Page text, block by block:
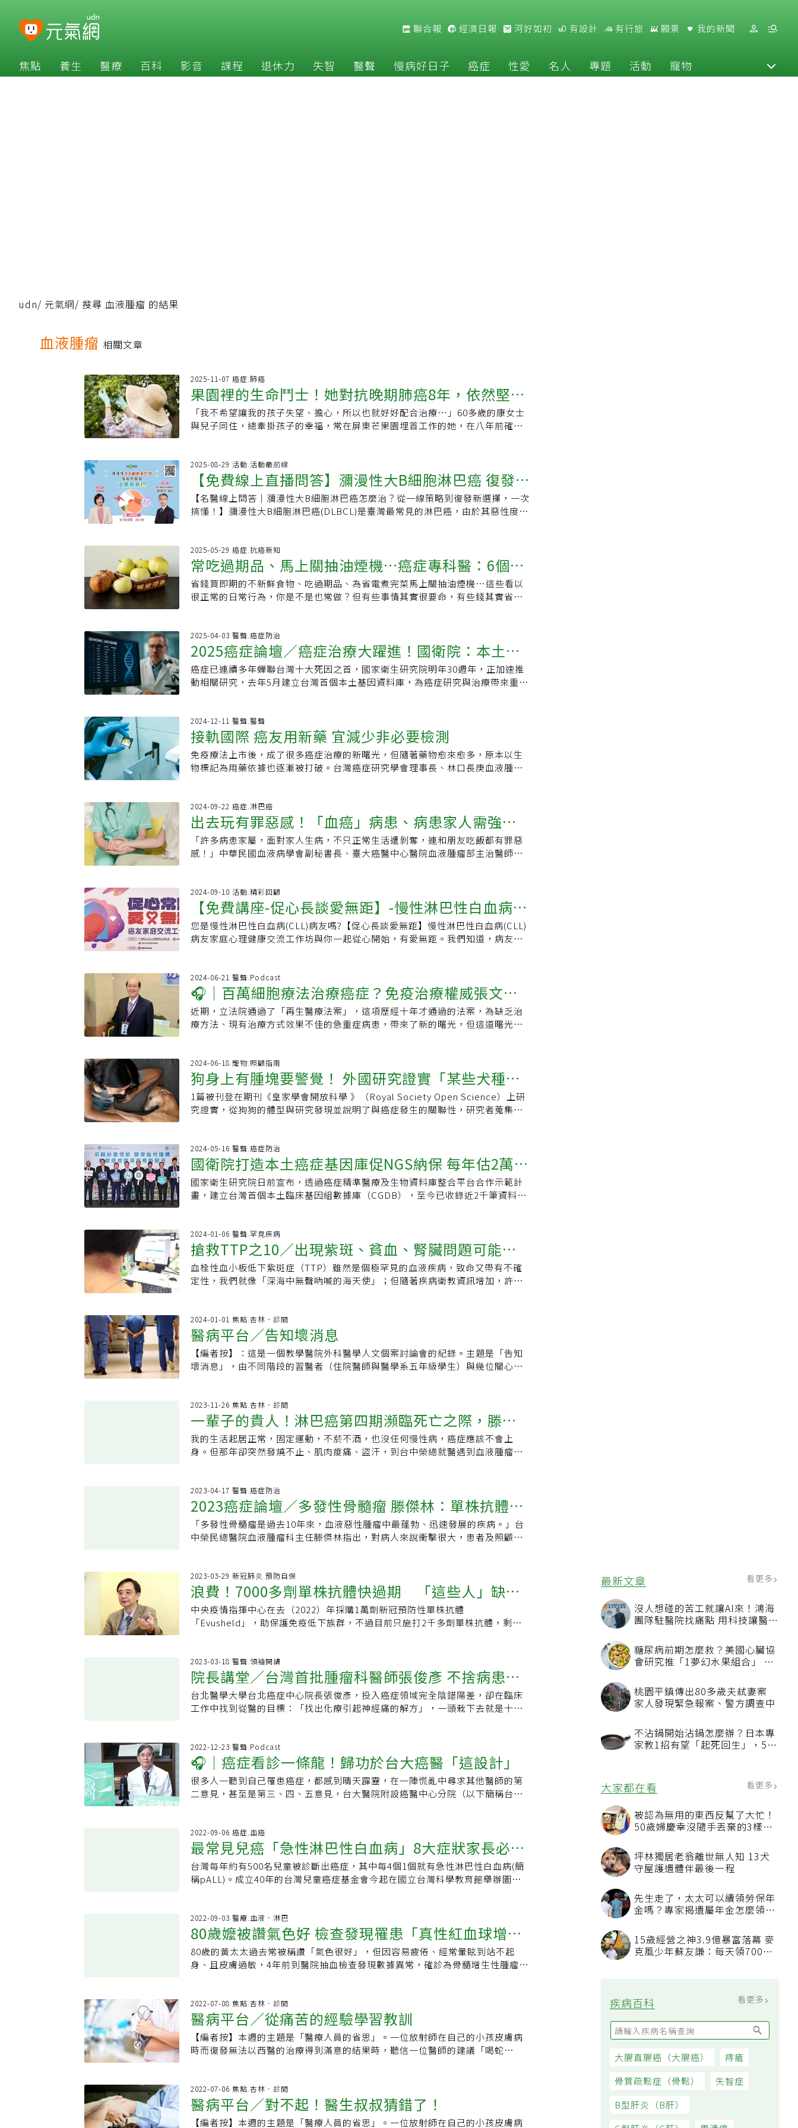
聯合報 經濟日報 河好如初 有設計 有行旅 願景 我的新聞
焦點 養生 醫療 百科 影音 課程 退休力 失智 醫聲 慢病好日子 癌症 性愛 名人 專題 活動 寵物
沒人想碰的苦工就讓AI來！鴻海
團隊駐醫院找痛點 用科技讓醫療
更有溫度
糖尿病前期怎麼救？美國心臟協
會研究推「1夢幻水果組合」 酪
梨加它改善血管功能
家人發現緊急報案、警方調查中
udn/ 元氣網/ 搜尋 血液腫瘤 的結果
血液腫瘤 相關文章
2025-11-07 癌症.肺癌
果園裡的生命鬥士！她對抗晚期肺癌8年，依然堅守
崗位
「我不希望讓我的孩子失望、擔心，所以也就好好配合治療…」60多歲的康女士
與兒子同住，總牽掛孩子的幸福，常在屏東芒果園埋首工作的她，在八年前確診
治醫師印象深刻。回憶起當初遭宣判罹患晚期肺癌的那一刻，康女士說真的備感
震驚。有一次，她到當地衛生所做檢查，結果發現腫瘤病灶，並被確診為晚期肺
癌，當時仔細回想確診前是否有任何身體異狀，她說，當時只感覺體重下降，但
沒料到是肺癌造成，後經親友推薦，輾轉至大型醫學中心接受治療，迄今，已大
約8年時間。在這段抗癌的歷程當中，康女士總是遵照醫師建議，也盡力按預約時
副作用、不舒服反應，生活品質皆維持正常，腫瘤病灶也獲得控制。晚期肺癌治
療，每一步都要謹慎以對國立成功大學醫學院附設醫院腫瘤醫學部腫瘤內科主治
醫師李純慧擔任康女士的主治醫師，李純慧分析，在晚期肺腺癌病患族群當中，
針對不同基因變異，目前有不少相對應的標靶藥物可以使用，而也因為使用標靶
棒、銜接的概念而延續下去」，以及「病患若需要使用新藥，有沒有新藥臨床試
驗可參與？」等環節，最重要的目的是要盡可能延長病患的整體存活期，並為病
患爭取更多活命機會，所以「每一顆藥，都不能亂用」！接棒用藥，可幫助延展
存活期以晚期肺腺癌EGFR標靶藥物為例，這類藥物包括第一代、第二代及第三代
標靶藥物等，有些病患在第一線治療時使用第二代標靶藥物，經過一段時間，藥
李純慧指出，帶有EGFR基因突變的晚期肺腺癌病患若使用第二代標靶藥物，平均
會在用藥13、14個月出現抗藥性，但康女士已用藥約8年，病情一直維持穩定，
非常難能可貴，推測原因可能是康女士總是非常樂觀、正向，且專注工作、生
活，加上身邊有兒子、親友的支持，搭配持續接受專業治療，所以可以有這樣的
快樂的生活，對於兒子一路以來的陪伴，她也非常感恩。同時，她也以自身經歷
鼓勵其他病友「不要放棄希望」，只要遵照醫師建議、好好接受治療，便很有機
會選擇自己想要的生活，也可以繼續工作、賺錢。延伸閱讀： 晚期肺癌也能唱出
生命力 7旬翁穩定治療三年 健身唱歌樣樣行醫師小檔案-李純慧專長 肺癌、乳癌、
血液腫瘤疾病現任 肺癌相關治療專利發明人國立成功大學醫學院醫學系腫瘤醫學
2025-08-29 活動.活動最前線
【免費線上直播問答】瀰漫性大B細胞淋巴癌 復發
不氣餒！治療有新招
【名醫線上問答｜瀰漫性大B細胞淋巴癌怎麼治？從一線策略到復發新選擇，一次
搞懂！】瀰漫性大B細胞淋巴癌(DLBCL)是臺灣最常見的淋巴癌，由於其惡性度高
稱為「一擊定勝負的疾病 (one-shot disease)」，一線治療務必要全力以赴！為
幫助癌友及其家屬充分認識瀰漫性大B細胞淋巴癌，精準挑選合適的治療策略，癌
症希望基金會特別邀請到臺大醫院血液腫瘤科黃泰中醫師出席，帶領病友認識常
見的藥物選擇與最新治療趨勢，更安排線上QA時段，讓醫師即時為病人解答！⏰
直播時間：2025/9/18 (四)，晚上 8 點📌主辦單位：癌症希望基金會👨‍⚕️與會專
2025-05-29 癌症.抗癌新知
常吃過期品、馬上關抽油煙機…癌症專科醫：6個省
錢習慣可能讓你省出癌症
省錢買即期的不新鮮食物、吃過期品、為省電煮完菜馬上關抽油煙機…這些看以
很正常的日常行為，你是不是也常做？但有些事情其實很要命，有些錢其實省不
慣上東省西省，挑便宜的東西吃、避開要花錢的事？林口長庚醫院血液腫瘤科醫
師廖繼鼎在YouTube頻道《出神入化廖醫師》影片中分享，身為癌症專科醫生，
30年的臨床經驗，他看過太多省錢省出病的案例。他點出以下6個生活中常見但危
險的錯誤省錢行為與習慣，很可能埋下你日後的健康危機，讓癌症悄悄找上門。
省錢習慣1：常吃不新鮮食物、過期品許多省錢的人最常省的就是飲食花費。例如
他繼續吃；常吃隔夜的剩菜剩飯也容易有腸胃道問題，尤其綠葉蔬菜隔夜後亞硝
酸鹽含量上升，長期攝取則會增加消化道癌症風險。廖繼鼎警告，這些做法都可
能賠上你的健康，因為食物一旦發霉，極可能產生「黃麴毒素」一級致癌物，長
期攝取大幅增加肝癌風險。而壞掉的食物當中許多黴菌的菌絲是肉眼看不到，僅
2：常吃高度加工食品為了省錢或省時間，現代人很常吃速食、泡麵、香腸等高度
加工食品，這些東西其實也都很好吃，會吸引人一直吃。但這類超加工食品高
糖、高鹽、多添加劑，長期食用不僅容易肥胖，更會提升多種癌症風險。省錢習
慣3：油反覆用多次不少人將炸過東西的油留下來下次再用，覺得這樣比較省。其
實，油脂經高溫反覆加熱會產生反式脂肪酸和氧化產物，這些都是身體的負擔，
是重要因素。不過其實油不是完全不能重覆用，尤其是在家料理的自用油較乾
淨，但用的次數是重點。營養師指出，若有經過適當的過濾和儲存，重複使用食
用油並非不可行，但重複使用的次數不要超過3次。省錢習慣4：煮完菜立刻關抽
油煙機還有一個大家常忽略的省錢習慣，就是為省電，炒完菜立刻關掉抽油煙
完全排出。千萬為了省電費而損害呼吸道健康，得不償失。此外，也不少人為省
水，或懶得一直洗，經常不洗鍋就直接炒下一道菜。林口長庚醫院臨床毒物中心
護理師譚敦慈曾受訪提醒，這也是不正確的煮菜方法，例如像是煎魚時會產生一
些有毒物質，如果不洗鍋又繼續炒菜，就會附著在菜上面，建議每煮完一道菜就
要清洗一次鍋子，才能避免產生致癌物質。省錢習慣5：自恃年輕或覺得貴不願健
現治療費用低、效果好，晚期則治療困難、費用高昂。也可多利用政府提供的多
項免費癌症篩檢，如子宮頸癌、口腔癌、乳癌、大腸癌、肺癌，只要符合資格就
能免費檢查。省錢習慣6：省運動時間及花費現代人忙碌，常以沒時間、健身房太
貴為由不運動。其實，最便宜的保健法就是每天走路30分鐘，不需花大錢就能有
賠上健康，真的是得不償失。真正聰明的人懂得把錢花在刀口上，錢花在健康上
才是「最賺」的行為，才是最值得的投資。而癌症就跟很多慢性病病一樣，都是
可以預防的。只要把正確觀念和習慣落實到日常生活中，多吃原型食物及新鮮蔬
果、少碰加工食品，才是健康的飲食方式。遠離菸酒、多運動、定期健檢，許多
癌症都可以避免的。【資料來源】．YouTube頻道《出神入化廖醫師》 ．聯合報
2025-04-03 醫聲.癌症防治
2025癌症論壇／癌症治療大躍進！國衛院：本土基
因庫可助客製化治療
癌症已連續多年蟬聯台灣十大死因之首，國家衛生研究院明年30週年，正加速推
動相關研究，去年5月建立台灣首個本土基因資料庫，為癌症研究與治療帶來重大
超過6,000筆基因組數據，涵蓋高發癌症，如：肝癌、胰臟癌、胃癌等超過12種主
要癌症，未來更能透過「分子腫瘤醫學團隊」MTB（Molecular Tumor Board）
建立臨床指引，讓醫師與生物、病理學家共同為病患制定最佳治療方案。司徒惠
康解釋，基因資料庫的特色在於數據整合，涵蓋臨床診斷、影像數據、生化檢
測、病理資訊及基因變異分析，且包括：肺癌、肝癌、口腔癌、卵巢癌、泌尿道
提供關鍵依據，為患者制定個人化治療計畫，未來更有助新藥開發，加速台灣醫
療研究與國際接軌。司徒惠康強調，相較於國內外同類型資料庫，本土基因資料
庫具備三大優勢，首先，由於健保系統的完整性，本土醫療數據具備極高的準確
性與可追溯性，能確保數據質量；其次，台灣的醫療資訊化程度高，各醫院透過
變異解析的準確度，提供更具個人化的治療建議。AI與大數據能解決醫療人力短
缺隨著科技發展，AI與大數據正逐步改變癌症研究與治療的模式。司徒惠康指
出，國家衛生研究院與國內科技廠商如：輝達NVIDIA、華碩ASUS合作，建置超
級電腦「國衛一號」，輔助藥物開發與大數據分析，提升基因變異解析準確度。
加上近期醫療人力的短缺，未來更計畫發展癌症治療決策系統，透過AI輔助醫師
與台大團隊合作開發「益口拍」AI篩檢App，利用智慧型手機拍攝口腔照片進行
癌前病變篩檢，提升偏鄉與醫療資源不足地區的篩檢方便性，並提供初步篩檢結
果，幫助患者及早就醫，並有效縮短醫療院所的診斷時間，提高整體篩檢效率。
雖然目前本土基因資料庫已成立，司徒惠康仍指出，基因檢測雖已部分納入健
範圍，同時立法規定，加速資料庫的分享與應用。司徒惠康強調，提升癌症病患
對精準醫療的認識，也是現階段的一大課題。許多患者與家屬對精準醫療的概念
仍不熟悉，導致未能充分利用基因檢測結果來制定最適合的治療方案。未來應加
強臨床端的衛教推廣，讓患者充分瞭解，並制定個人化治療，有效提升病患的識
能與存活期。我們還可以為癌症病人做什麼？「愛，就是在別人的需要上，看到
擔的藥物、完善的照護體系，以及身心健康的支持。因此，無論是政府、醫療團
隊或社會各界，都應攜手合作，提供全面性的癌症照護，讓病患在對抗癌症的過
程中獲得更好的生活品質與支持。2025癌症論壇暨工作坊「精準抗癌 暖心陪伴」
論壇時間：免費參加●4月12日(六)9:00-16:15（8:30開放入場）●4月13日
(日)14:00-16:00（13:30開放入場）【癌友吃出好營養】 政大公企中心A939會議
教室【癌後運動處方 有動「5」保庇】 政大公企中心 A937會議教室電話報名：
02-8692-5588轉5616、2622網路報名：https://event-
health.udn.com/campaign/health_2025cancer-171
2024-12-11 醫聲.醫聲
接軌國際 癌友用新藥 宜減少非必要檢測
免疫療法上市後，成了很多癌症治療的新曙光，但隨著藥物愈來愈多，原本以生
物標記為用藥依據也逐漸被打破。台灣癌症研究學會理事長、林口長庚血液腫瘤
胞，就翻轉病人能否獲得健保給付的命運，不是很公平。」蘇柏榮不諱言，免疫
療法目前健保給付標準，有些會依據不同的PD-L1檢測方式，但光組織切片染色
就會影響檢測結果，平均只有三成患者檢測結果是一致的，加上陽性率門檻低，
有時候染劑的濃度深淺呈現灰階狀況，介於健保給付條件的邊緣，讓判讀的醫事
人員壓力很大，大家都希望能為病人爭取用藥權利，但也造成不必要的浪費。生
惡化。蘇柏榮指出，目前有愈來愈多的證據顯示，無論生物標記表現量如何，對
患者的治療效果影響不大，目前健保給付免疫療法，有些癌症給付在化療使用有
效後的病人，本來使用免疫療法就被證實效果會不錯，無須再依生物標記來當成
是否給付的標準。蘇柏榮認為，有時候患者只因為切片組織「差一點點」，就翻
用在癌症治療上，隨著時間愈來愈久，累計的使用人數及經驗也多，若以回歸真
實數據的實證醫學來看，科學證據應該是健保給付考量的準則，而非財務。目前
很多癌症給付條件不同，已出現一個病兩個命的社會焦慮，劉桓睿認為，根據國
際治療指引，癌症免疫治療除少數例外，原則上不需要依據生物標記指標PD-L1
檢測當成用藥的依據，不過，目前健保給付統一設限，也讓患者失去用藥的機
為，很多癌症用藥都被限縮，尤其是要減少不必要的檢測，政府說癌症治療要接
軌國際治療指引，但一直接不上，不合理的部份需要討論，這也是很多病友團體
及醫界不斷發聲的原因。
2024-09-22 癌症.淋巴癌
出去玩有罪惡感！「血癌」病患、病患家人需強大
身心支持
「許多病患家屬，面對家人生病，不只正常生活遭剝奪，連和朋友吃飯都有罪惡
感！」中華民國血液病學會副秘書長、臺大癌醫中心醫院血液腫瘤部主治醫師劉
餐，都會內疚、有罪惡感。而醫療團隊所能做的，除了同理心傾聽、陪伴，擔任
引導者，讓病患和家屬可以練習彼此溝通、肯定，也是重要的。疾病可從小綿羊
變身大野狼，壓力接踵而至在血液癌症的種類中，白血病、淋巴癌的型態有很多
種，病程差異很大，甚至可能互相轉換。其中，以慢性淋巴性白血病（CLL）為
例，這種白血病 (又俗稱「血癌」)，就和一般人所認為「得血癌，很快就會離
慢性心理壓力為主。但等到多年後，疾病可能惡化，或進展成高惡性度淋巴癌，
即所謂的「大野狼」。這時病患若需接受化療，可能產生家人照顧、相處摩擦、
工作請假頻繁、經濟困境，或者親密關係、性生活消失等壓力，怨懟往往由此而
生，對家庭生活帶來極大衝擊。身心出狀況，易影響病程、治療意願「病患、病
力。一旦病患身心出了狀況，不僅可能改變疾病病程，且更可能影響治療意願、
醫囑遵從度，甚至有的病患放棄正規治療，轉而尋求另類療法，拖到錯失黃金治
療期，才回歸正規治療。此時治療更棘手，令人十分惋惜。而家人的支持，往往
是病患是否持續接受正規治療的重要關鍵。經濟壓力、化療折磨，常讓家人焦慮
不安此外，罹癌病患與家人的壓力源，也可能來自經濟壓力。以慢性淋巴性白血
療期間、治療後，也可能面臨工作停止、失業困境，這也會加重經濟的負擔。不
僅如此，病患接受化療時，不僅要忍受化療副作用之苦，由於病患身體更為虛
弱，因此就醫、化療常需家人的陪伴，導致家人常須協調工作請假事宜，有些家
人甚至會對本來的日常社交、娛樂產生深深的罪惡感。陪伴者也常被要求成為
動氣氛，更可能烏雲密佈、雪上加霜，致使病患、家人間的並肩作戰氛圍大受影
響。醫師細心叮嚀，帶來柔軟、安定的力量當病患、病患家人流露出種種不安、
不滿情緒，有時需要醫療團隊，包括醫師、個管師、癌症心理師、護理師等的協
助，醫療團隊可以擔任溫柔的潤滑劑，並進行引導，此時，可能請病患、病患家
人雙方嘗試體會、肯定與讚美對方所付出的心血、努力。有時，醫療團隊的一些
話，也會讓病患、家屬深受感動，又或者家屬、病患之間，若彼此願意說一句
「謝謝你，辛苦了」，往往也可以讓對方感動落淚，並感覺自己的辛苦、付出受
到肯定、理解。中華民國血液病學會與聯合報與亞太心理腫瘤學交流基金會深深
理解、疼惜病人與病人家屬的辛苦之處，因此將於2024年10月5日主辦「促心常
情緒，並分享更深刻的觀察、提醒，同時，也提供有效的身心支持策略。濃濃的
愛、深深的感謝，將帶來不一樣的轉變劉家豪醫師與專業講師們，也期盼當天透
過工作坊形式，引領病患、病患家人說出心裡的話，希望病患、病患家人可以從
互動中感受到彼此的愛與深深的感謝，當病患、病患家人獲得強而有力的支持、
支援，抗癌之路也會更順暢、更加充滿勇氣、動力。【促心長談愛無距】癌友家
https://www.surveycake.com/s/dwxgB本次工作坊將以慢性淋巴性白血病CLL
病友為報名優先，聯合報將保留資格審查之權利)講題一：雙向守護，屬於我們的
課題主講：亞太心理腫瘤學交流基金會董事長方俊凱醫師講題二：從心開始，血
液腫瘤全人照顧主講：中華民國血液病學會血液腫瘤科權威醫師
2024-09-10 活動.精彩回顧
【免費講座-促心長談愛無距】-慢性淋巴性白血病
(CLL)病友家庭心理健康交流工作坊
您是慢性淋巴性白血病(CLL)病友嗎?【促心長談愛無距】慢性淋巴性白血病(CLL)
病友家庭心理健康交流工作坊與你一起從心開始，有愛無距。我們知道，病友與
護者努力陪伴著癌友接受治療，更多時候癌友也希望能繼續照顧家人。照顧者與
癌友雙向守護彼此的身心健康，是與癌症對抗的路上重要的一環。為此聯合報與
亞太心理腫瘤學交流基金會、中華民國血液病學會，共同主辦「促心常談，愛無
距」癌友家庭心理健康探索工作坊，在國際藥廠BeiGene百濟神州的支持下，由
專業團隊透過設計思考 (Design Thinking)方法與工具，開啟癌友與其照護者進行
（主辦單位將保留資格審查之權利），在這個初階工作坊中，我們將帶領你親身
體驗這五個關鍵步驟，並通過實際問題的解決過程，深刻理解設計思考的核心理
念。【促心長談愛無距】癌友家庭交流工作坊時間：2024/10/5 星期六下午
14:00-17:30 (13:30開始報到)地點：Sky Cofi(台北市松山區南京東路三段287號
守護，屬於我們的課題主講：亞太心理腫瘤學交流基金會董事長方俊凱醫師講題
二：從心開始，血液腫瘤全人照顧主講：中華民國血液病學會血液腫瘤科權威醫
師
2024-06-21 醫聲.Podcast
🎧｜百萬細胞療法治療癌症？免疫治療權威張文震
這麼建議
近期，立法院通過了「再生醫療法案」，這項歷經十年才通過的法案，為缺乏治
療方法、現有治療方式效果不佳的急重症病患，帶來了新的曙光，但這道曙光能
選項，須了解其治療方式和風險，並尋求專業醫療團隊的第二意見，以做出明智
決定。🎧立即收聽 按右下角播放鍵↓張文震指出，病患在選擇治療方法時，應優
先考慮已有治療指引的正規療法，雖然有些患者因害怕副作用，而尋求安全性較
高的替代療法，但經驗豐富的主治醫師能夠調整藥物劑量，幫助患者順利完成治
療，如果正規療法無效或無法使用，病患再來考慮細胞療法也不遲。再生醫療雙
細胞療法與傳統藥物治療的最大差異，在於前者目前仍被定位為醫療技術，而非
藥物。因此，細胞療法的療效並未如藥物般，經過嚴謹的臨床試驗和多國多中心
的研究來證實。以嵌合抗原受體T細胞（CAR-T）療法為例，這是一種被明確定義
為藥物的細胞療法，經過嚴格的臨床試驗和審查程序，證實有效並獲得藥證。然
員、細胞培養過程等的嚴格管理。《再生醫療法》及《再生醫療製劑管理條
例》，主要為細胞療法提供明確的法律依據。張文震強調，法案的通過讓細胞療
法能在一定的規範下執行，尤其是細胞源頭的管理和再生技術的規範上，對於癌
症治療的發展將帶來幫助，法案同時增加兩千萬的加重罰則，以確保整個產業能
夠在合法規的環境下運行。細胞療法非藥物 建議患者尋求第二意見張文震進一步
能如藥物經過大規模的臨床試驗。尤其細胞培養過程複雜，需投入大量資金，從
數十萬到百萬不等，使得治療費用居高不下，卻為許多癌症患者帶來了希望。張
文震提醒，細胞療法的未來發展，仍需更多的臨床研究來證實其療效和安全性。
患者在選擇治療方式時，應充分了解其潛在的風險和未確定的療效，尋求專業醫
腫瘤科總醫師學歷：中山醫學院醫學系Podcast工作人員聯合報健康事業部製作
人：韋麗文主持人：蔡怡真音訊剪輯：陳函腳本撰寫：蔡怡真音訊錄製：許凱婷
特別感謝：台灣免疫暨腫瘤學會
2024-06-18 寵物.照顧指南
狗身上有腫塊要警覺！ 外國研究證實「某些犬種」
罹癌死亡率高
1篇被刊登在期刊《皇家學會開放科學 》（Royal Society Open Science）上研
究證實，從狗狗的體型與研究發現並說明了與癌症發生的關聯性，研究者蒐集觀
率最低。狗狗常見罹癌類型 患病後會出現這些症狀我國農業部統計，登記有案的
寵物貓狗數超過305萬6400隻，隨著毛小孩年齡增長，罹患腫瘤機率漸增，目前
平均手術費用約2到4萬元，後續化療及其他藥物費用更是昂貴。美國動物醫院協
會（AAHA）指出，狗狗最常罹患的腫瘤種類為淋巴瘤、肥大細胞瘤、骨肉瘤、黑
色素瘤、乳腺癌和血管肉瘤。其中飼主有機會在狗狗身上摸到腫塊的癌症，則有
症狀為全身多處淋巴結的腫大，包括，下頷、肩胛前、腋下、鼠蹊、膝膕等部
位，以及精神變差、食慾不振等，快速腫大的淋巴結嚴重時進一步壓迫狗狗的食
道、氣管造成進食困難與呼吸困難，而腫瘤細胞浸潤到體內臟器，也會影響器官
的功能。罹患癌症的狗狗常見症狀：1.食慾下降、體重減輕。2.精神不振。3.排尿
何及時發現？ 專家提出3點提醒如何診斷狗狗淋巴瘤要？一般可以透過細針採樣
腫大的淋巴結，予以確診，醫師再進行血液檢查、胸腔及腹腔影像檢查來知道腫
瘤的臨床分期。而主要的治療方式為化學治療，其中最常使用的是「CHOP」合
併多種藥物的複合式化療，主要用藥為Vincristine（長春新鹼）靜脈注射化療
藥、 Cyclophosphamide（癌德星）口服化療藥，以及Doxorubicin（艾黴素，
的多中心型淋巴瘤是對化療藥物敏感的腫瘤類型，但無法治癒，最終還是會復
發，以及對化療藥物逐漸產生抗藥性。不過，在進行治療過程中，大部分的狗寶
貝都可擁有良好的生活品質。那麼，飼主如何盡早發現狗狗罹患癌症？以下提供
幾點提醒：1.定期到動物醫院做健康檢查。2.狗狗突然出現不明原因消瘦、出
2024-05-16 醫聲.癌症防治
國衛院打造本土癌症基因庫促NGS納保 每年估2萬癌
友受惠
國家衛生研究院日前宣布，透過癌症精準醫療及生物資料庫整合平台合作示範計
畫，建立台灣首個本土臨床基因組數據庫（CGDB），至今已收錄近2千筆資料，
來藥物開發和法規核准流程。國衛院長司徒惠康表示，示範計畫是由衛福部、國
衛院、5家國際藥廠及17家醫院合作進行，成功建立的CGDB收案近2千例，包含
食道癌291例、胰臟癌445例、胃癌349例、膽管癌204例、膽囊癌41例，以及肺
癌604例；而自2019年成立的國家級人體生物資料庫整合平台（NBCT），目前
整合了31個醫院、3個研究機構及台南市政府、台大醫學院台灣腦庫，並累計96
檢測癌症基因後，癌症精準醫療臨床小組（MTB）將據此提供個人化治療建議，
必要時也將媒合藥廠贈藥或臨床試驗；檢測結果與治療藥物的療效等真實世界資
料，也可作為品質檢測、未來給付項目評估、新藥研發或檢測方式開發的重要參
考。台大醫院癌醫中心分院長楊志新表示，單一癌別通常有多組關鍵突變基因，
因型，全程僅需三星期。健保本月起給付的NGS將涵蓋14種實體腫瘤和5種血液
腫瘤，給付區分為BRCA、小套組、大套組等3種，依檢測基因數支付不同點數，
最高支付定額3萬點；另依專家建議各癌別之檢測時機不同，每人每癌別可終生給
付一次，預估每年約2萬多名癌症病人受惠。合作藥廠之一的台灣默克醫療保健事
業體總經理池田秀子（Hideko Ikeda）表示，全球皆關注台灣精準醫療的發展，
成果更有助後續藥品研發，幫助更多潛在癌患，實現健康台灣的願景。
2024-01-06 醫聲.罕見疾病
搶救TTP之10／出現紫斑、貧血、腎臟問題可能不
是紅斑性狼瘡？專家：跟TTP差在「這個酵素」
血栓性血小板低下紫斑症（TTP）雖然是個極罕見的血液疾病，致命又帶有不確
定性，我們就像「深海中無聲吶喊的海天使」；但隨著疾病衛教資訊增加，許多
供您寶貴的生命經驗，讓彼此做最佳的後援！●時間：3/30 14:00-16:20●地
點：Happ.小樹屋｜大葉桉分館2樓（台北市中山區民權西路20號2樓）●報名連
結：https://reurl.cc/G4nnjD去年底人稱「最美周芷若」的港星周海媚逝世，外
傳她飽受紅斑性狼瘡（SLE）所苦，始終未獲證實，但也引起世人對該病及其他
症狀類似的疾病如血栓性血小板低下紫斑症（TTP）的關注，曾有TTP患者出血
狼瘡和血栓性血小板低下紫斑症的症狀雖皆為免疫疾病，患者都會出現血小板低
下、紫斑和腎臟問題等，嚴重者甚至過世，但兩者的致病機轉不同。前者是免疫
系統錯認自己的細胞是外來的而開始攻擊，造成全身器官組織如皮膚、關節、血
液、腎臟及神經系統發炎；後者是血液中的ADAMTS13酵素受抗體影響而活性低
道！「只要檢驗ADAMTS13酵素就可判別。」滕傑林說，酵素檢驗須等一周才知
道結果，但約莫5年前起，只要醫師臨床判斷可能為TTP患者，就會先投予血漿置
換（俗稱洗血）作為急性期處理，目前判斷從未失誤過。精準判斷的背後，是20
餘年臨床經驗的累積，滕傑林回憶，他剛執業時遇到一名70歲老翁，因血小板低
下而直覺性地安排輸血小板，但患者接續發生癲癇，經神經內科醫師提醒後，他
者日後會再復發，滕傑林表示，曾有位60歲婦人出血嚴重、血糖很低，送加護病
房緊急洗血才脫離險境，回診幾個月後自覺已經好了，不再回診，2年後又再度復
發，此次痊癒後就固定每3個月回診至今。TTP檢驗酵素預防給藥 台灣醫師竟越
做越賠錢？但滕傑林坦言，目前患者回診僅是一般抽血，不像義大利部分醫院是
急件處理。「就算新藥進入台灣，現在國內酵素檢驗一次耗時一週、要價幾萬
元，難以達到像義大利那樣預防性投藥早期治療。」滕傑林也說，台灣TTP治療
是走健保DRGs「論質計酬」流程，意即針對同一種疾病相同複雜程度，醫院不論
採用何種治療方式、住院天數多寡，健保的給付都一樣，「但檢驗、治療，或者
讓患者住在加護病房觀察，都會衝破DRGs的上限，等同醫師做越多賠越多，這也
「醫界認為，若要像義大利這樣可以及時幫助患者，國家必須改變對衛生政策的
看法，台灣健保是全有全無制度，鄰近日本是部分負擔，新加坡是強迫健康儲
蓄，政策上的檢討改進，才能讓重病患者及時得到處置。」想知道更多？歡迎加
入TTP患者及家屬成立的病友團體「十三分之一罕見血液病友聯誼會 - 血栓性血
2024-01-01 焦點.杏林．診間
醫病平台／告知壞消息
【編者按】：這是一個教學醫院外科醫學人文個案討論會的紀錄。主題是「告知
壞消息」，由不同階段的習醫者（住院醫師與醫學系五年級學生）與幾位關心醫
病人建立「親密的關係」（affiliation）。他們認真學習的心得報告也使幾位參加
開會的指導老師們深感教學的喜悅，希望這種「教」與「學」的互動可以繼續推
廣。這是一次外科醫學人文討論的紀錄。在十一月月初的午後，由兩位指導老
師、一位不分科住院醫師和五位醫學生進行個案討論，討論的主題是「告知壞消
息」。個案簡介：郭小姐，50歲女性，今年10月由丈夫陪同來本院整型外科門診
的痣，沒想到病理報告發現是惡性黑色素皮膚癌，又開了第二次把腫瘤邊緣切乾
淨。術後病人轉診去血液腫瘤科，做了正子攝影，發現肺部和左大腿有異常（組
織細胞對葡萄糖的攝取增加）。後續病人來本院尋求第二醫療意見。進診間後，
主治醫師詳細的看過病人帶來的資料，和病人解釋病情。講到正子攝影的部分，
是看組織吃葡萄糖的程度有多高，亮起來的不一定是癌症，也可能是感染等等其
他的原因導致的。病人後續做的胸部斷層掃描結果較為傾向黑色素癌的肺部轉
移，在整型外科門診和病人詳談後，病人轉診到腫瘤內科，在11月底住院做電腦
斷層導引肺部切片，病理報告結果證實是黑色素癌肺轉移，後續將在本院腫瘤內
科進行治療。在門診時，我為了安撫病人情緒，安慰病人這不一定是癌症轉移，
會上，指導老師叮嚀了一句話：「捧得高，摔得重。」我顧慮到病人情緒把話講
得比較好聽，會不會反而讓病人抱有不切實際的希望，當病理報告證實這是惡性
腫瘤的轉移，病人會不會更難以接受？尤其是老師提到，病人有時會只聽進自己
想聽的部分，像抓住救命稻草一般，把「可能不是轉移」聽作「不是轉移」，當
在病情解釋時要注意的。在這次討論中，指導老師帶領我們討論了「如何告知壞
消息」。從理論層面的「SPIKES」模式與「SHARE」模式開始，到告知方式的
討論「捧得高摔得重v.s.晚一點摔下來」，最後討論到醫病關係中，在告知壞消息
之外，我們如何幫助病人，讓病人可以度過壞消息的衝擊。這些討論的內容將在
後續兩篇文章中呈現。責任編輯：吳依凡
2023-11-26 焦點.杏林．診間
一輩子的貴人！淋巴癌第四期瀕臨死亡之際，滕傑
林醫師救我一命
我的生活起居正常，固定運動，不菸不酒，也沒任何慢性病，癌症應該不會上
身。但那年卻突然發燒不止、肌肉痠痛、盜汗，到台中榮總就醫遇到血液腫瘤科
度。我不了解癌症第四期是形同死亡的宣布，直到所有親友一一出現在病房裡，
我的內心感到恐慌不安，難道我真的沒希望嗎？歷經七次化療，住院一百多天，
滕醫師耐心地說明治療進度，只要檢查指數有進步時都會開心告知，給我信心、
每次到病房巡房時最常說：「加油！」做完第七次化療，拖著虛弱的身體回家
後，在先生及家人悉心照顧、持續運動下，逐漸恢復健康，至今已過十年了，每
年前和自己一樣徘徊在癌症邊緣的朋友，現已逐一往生，我還能健康的活著，如
常的上班做喜歡的工作，很感謝中榮血液腫瘤科滕傑林主任，在瀕臨死亡之際，
救我一命，他是我一輩子的貴人。
2023-04-17 醫聲.癌症防治
2023癌症論壇／多發性骨髓瘤 滕傑林：單株抗體增
生活品質
「多發性骨髓瘤是過去10年來，血液惡性腫瘤中最蓬勃、迅速發展的疾病。」台
中榮民總醫院血液腫瘤科主任滕傑林指出，對病人來說衝擊很大，患者及照顧者
現痠痛常聯想到可能是太累了，或是想去按摩，讓患者常常跑了多家醫院。多發
性骨髓瘤併發症多包括高血鈣、腎功能不良、貧血及骨頭病灶四大症狀，其中貧
血症狀約占七成，頭痛約占六至七成，高血鈣、腎功能不良約各占三成。滕傑林
說，目前多發性骨髓瘤第一線治療最好方式是自體幹細胞移植，但國內僅20%患
者進行移植，統計指出，自體幹細胞移植後，若搭配抗CD38單株抗體標靶治療，
症高峰論壇線上策展👈🏻
2023-03-29 新冠肺炎.預防自保
浪費！7000多劑單株抗體快過期 「這些人」缺保
護卻不能打！
中央疫情指揮中心在去（2022）年採購1萬劑新冠預防性單株抗體
「Evusheld」，助保護免疫低下族群，不過目前只施打2千多劑單株抗體，剩餘7
速度，到今年11月30日的確可能打不完，而目前還有許多免疫低下病患因適應症
限制無法施打公費單株抗體，與美國等其他國家相比，台灣單株抗體適應症的範
圍較緊縮，美國等其他國家則比較寬鬆，因此呼籲逐步放寬單株抗體適應症範
圍，問題才會迎刃而解。新冠疫苗＋單株抗體 免疫低下族群更受保護研究顯
示，血液腫瘤患者、接受器官移植族群等因免疫力低下，即使施打新冠疫苗，體
血液幹細胞移植者。‧在接受器官移植或血液幹細胞移植後有急性排斥現象
者。‧曾在一年內接受CAR-T治療或B細胞清除治療者。‧嚴重先天性免疫不全患
者且持有重大傷病卡。‧具有重大傷病卡的血液腫瘤病患。‧感染人類免疫缺乏
病毒（HIV）且免疫細胞CD4小於200cells／mm3。其他施打條件還包括‧成年
受益王復德指出，依美國國家衛生研究院（National Institutes of Health，
NIH）建議標準，只要正在接受化放療治療的實體腫瘤病患即可施打，對於正在
接受免疫抑制治療的器官移植者或血液幹細胞移植者，並無設定年限，台灣若能
逐步放寬適應症標準，與國際趨勢接軌，便可讓更多免疫低下族群受惠，單株抗
體也比較不會放到過期。近來，由於輕症、隱性確診的病患增多，許多人並不知
王復德直言，這類規定，實在是必要性不大，如果放寬以上限制，對免疫低下族
群會是一大福音。根據食藥署資訊，單株抗體需要重複給藥，以持續預防COVID-
19，且「應於每6個月投予一次」保護力才能持續下去。如果免疫低下族群需施打
單株抗體，一年就必須施打兩次。王復德表示，對於有意願施打單株抗體的免疫
費單株抗體將在11月30日後過期，病毒株也可能隨時產生變異，一旦產生新病毒
株，或新病毒株大量蔓延，現在的單株抗體便派不上用場，所以必須趁現在，也
就是單株抗體還有保護效果時盡快施打，對免疫低下族群才有益處，如此才不會
造成浪費。
2023-03-18 醫聲.領袖開講
院長講堂／台灣首批腫瘤科醫師張俊彥 不捨病患化
療神經痛動念鑽研，10年開花結果
台北醫學大學台北癌症中心院長張俊彥，投入癌症領域完全陰錯陽差，卻在臨床
工作中找到從醫的目標：「找出化療引起神經痛的解方」，一頭栽下去就是十多
科主任、國衛院癌症研究所所長、國衛院生技與藥物研究所所長、成大醫學院院
長及成大副校長等，其經歷都與「癌症」相關。台灣腫瘤科醫師 他是首批當初張
俊彥投入腫瘤科完全是誤打誤撞。在醫療專科化剛起步的年代，腫瘤科的前身是
血液科，是當年的冷門科系，他不想投入競爭極強的外科領域，選擇了血液科，
後來又分出腫瘤科，成為現代的顯學。他是三總第一批的腫瘤科醫師，也是台灣
患者的不適感。病患化療神經痛 動念研究十多年前，一位罹患肺癌的女性患者，
化療後出現嚴重的手部神經痛，每次門診都說：「醫師，我的手好麻、好痛！」
他只能開藥給她使用，但藥物完全沒效，卻還是要給藥，後來這位患者手的麻痛
感更嚴重，幾乎已經影響生活。那時他開始思考，有沒有辦法為這些患者做一些
原本國衛院資源，持續進行研究。經過十年，終於有結果。張俊彥說，某些患者
化療後，因為體內特殊基因，才會出現化療後的神經痛。再經過六、七年找尋可
以改善神經痛的藥物，在今年找到具有潛力的合成藥物，並申請專利，將論文發
表在頂尖期刊「藥物化學」 (Journal of Medical Chemistry) 中。後續開始臨床
試驗，希望能看到最終的結果。張俊彥接任台北癌症中心最重要任務，結合北醫
因疫情嘗試做新冠疫苗，未來癌症疫苗的研發將是癌症研究領域的重頭戲。養生
祕訣/不把工作帶回家 減量飲食早睡早起北醫大台北癌症中心院長張俊彥說，工作
如果做到沒辦法再突破，就會想換一份工作。接受新挑戰，總會有各式各樣的壓
力，他調整壓力的方法，就是「提前把工作做完」，不把工作帶回家；休假時，
工作效率提高。張俊彥的工作減壓原則是「絕對會把事情提前做完」，拖延只會
讓自己很焦躁，按部就班完成，不僅能讓同事好做事，自己內心也舒服，回家也
不必再想著還有工作沒做完而焦慮。不過這不一定適合每個人，他說，找到快樂
2022-12-23 醫聲.Podcast
🎧｜癌症看診一條龍！歸功於台大癌醫「這設計」
很多人一聽到自己罹患癌症，都感到晴天霹靂，在一陣慌亂中尋求其他醫師的第
二意見，甚至是第三、四、五意見，台大醫院附設癌醫中心分院（以下簡稱台大
胸腔外科及放射腫瘤科、血液腫瘤科的門診，集中在同一個時段，減少病人在不
同診間奔波，可加速診斷、協助規劃往後療程。楊志新表示，癌症患者剛診斷
時，可能會懷疑結果是否正確，決定四處求醫；即使治療一段時間，患者或對藥
物產生抗藥性，進而不信任醫師，最終仍出走他處。但他提醒，「有些人病急亂
投醫，服用偏方或找密醫，可能因此延誤病情。」「癌症不是一個疾病，而是很
等負面影響。🎧立即收聽 按右下角播放鍵↓台大醫院日式設計藏玄機 成整合門診
先驅以台大醫院1993年成立的腫瘤醫學部為例，雖以內科為主，但也邀請放射腫
瘤科、胸腔科醫師加入團隊，「台大醫院是比較日式的門診型態，醫師會在後走
廊交流患者病情，若看診當下有需求，亦可以在隔壁診間找其他醫師討論。」楊
別的整合門診，集結腫瘤內、外科、胸腔內科、放射腫瘤科，甚至是眼科、皮膚
科、骨科等不同專業的醫師在同一區塊、同一時間看診，各診間前門為患者等候
區，後門則相通至另一區塊。「我們會視病人不同狀況進行多科討論，例如疑似
肺癌的病人來找我，若需要開刀可以到隔壁找副院長陳晉興一起討論；若需要放
射性治療，就與林峰銘醫師商量；另外也能跟胸腔科主任施金元確認是否容易拿
間看診外，楊志新表示，其實醫師看診前便已做足功課，或和多專科團隊交換意
見，根據每個病人不同的腫瘤特性，量身訂做個人化的療程，包含治療策略、衛
教、執行及追蹤，治療之餘，還不忘給予患者與病家心理支持。他坦言，患者數
2022-09-06 癌症.血癌
最常見兒癌「急性淋巴性白血病」8大症狀家長必須
記
台灣每年約有500名兒童被診斷出癌症，其中每4個1個就有急性淋巴性白血病(簡
稱pALL)。成立40年的台灣兒童癌症基金會今起在國立台灣科學教育館舉辦圖文
手爸爸黃子佼特別到場表示支持，鼓勵闔家來看展，他說「家長對各種狀況都有
警戒心是好事！遇到問題就勇往直前面對，相較之下沒睡飽都算小事了！」兒童
癌症基金會執行長、和信治癌中心醫院小兒血液腫瘤科醫師陳博文表示，pALL好
發於1到5歲幼兒，發病高峰在2到3歲，「我自己就有兩個孫子在這年齡，可想見
若孩子罹癌，對家庭衝擊有多大。」pALL的孩子骨髓不正常，製造出生長快速的
胞侵犯淋巴組織會導致「淋巴結出現觸壓無痛感的腫塊」，白血球及免疫系統異
常可能導致「莫名發燒」，血小板減少會導致容易「瘀青和血流不止」。陳博文
提醒，平常感冒時腋下和鼠蹊部可能會有一、兩公分的小腫塊，壓了會痛，但
pALL的淋巴結腫塊不同，不但明顯比較大顆，壓了也不會痛。此外，疾病可能侵
骼或關節疼痛」，醫師觸診可能會壓小腿脛骨、胸骨，病童可能一壓就會痛。上
述8大症狀出現時，陳博文建議家長可帶孩子找小兒科或血液腫瘤科醫師做進一步
診察和檢查。現在家長警覺性高，如果醫師夠細心，通常發病後3、4個月內就能
2022-09-03 醫療.血液．淋巴
80歲嬤被讚氣色好 檢查發現罹患「真性紅血球增生
症」
80歲的黃太太過去常被稱讚「氣色很好」，但因容易疲倦、經常暈眩到站不起
身、且皮膚過敏，4年前到醫院抽血檢查發現數據異常，確診為骨髓增生性腫瘤當
丞指出，骨髓增生性腫瘤疾病的原因，是骨髓造血幹細胞基因突變、導致骨髓造
血不受控制異常增生，除了真性紅血球增生症（PV），還包括原發性血小板增生
症（ET）以及原發性骨髓纖維化（MF）等。陳志丞表示，台灣缺乏完整資料統
計，若根據我國癌症登記資料顯示，骨髓增生性腫瘤病患從2015年一年新增264
例，到2019年一年新增559人，五年間成長一倍，推算骨髓纖維化粗發生率為每
會有腹脹、食慾不振、體重減輕。且因為血液太濃稠，患者可能因血液循環障
礙，出現頭暈、視力模糊、手麻腳麻等症狀。由於此病不常見，症狀也不具特異
性，文獻顯示西方國家此類疾病患者，從出現症狀到就醫確診竟要2年時間，且超
2022-07-08 焦點.杏林．診間
醫病平台／從痛苦的經驗學習教訓
【編者按】本週的主題是「醫療人員的省思」。一位放射師在自己的小孩皮膚病
時而復發無法以西醫的治療得到滿意的結果時，聽信一位醫師的建議「喝蛇
報導。一位腫瘤科醫師想起自己二十幾年前沒有救活的病人，寫出自己當時可能
犯下的錯誤所做的省思令人佩服，我們也邀請一位在美國的資深腫瘤科醫師對這
位醫師的省思所做的客觀的評論。醫療團隊能有機會以更開放的態度檢視其他醫
2022-07-06 焦點.杏林．診間
醫病平台／對不起！醫生叔叔猜錯了！
【編者按】本週的主題是「醫療人員的省思」。一位放射師在自己的小孩皮膚病